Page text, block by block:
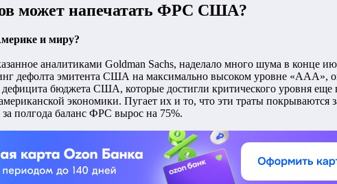
может напечатать ФРС США?
и миру?
аналитиками Goldman Sachs, наделало много шума в конце
дефолта эмитента США на максимально высоком уровне «ААА»,
бюджета США, которые достигли критического уровня
экономики. Пугает их и то, что эти траты покрываются
полгода баланс ФРС вырос на 75%.